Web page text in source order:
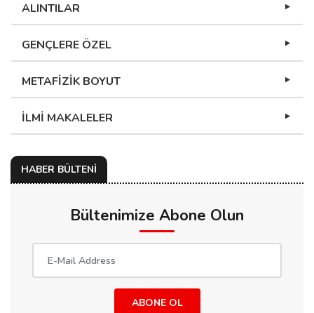
ALINTILAR
GENÇLERE ÖZEL
METAFİZİK BOYUT
İLMİ MAKALELER
HABER BÜLTENİ
Bültenimize Abone Olun
ABONE OL